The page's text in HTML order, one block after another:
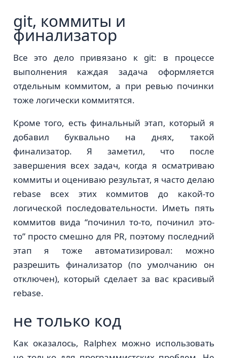
git, коммиты и
финализатор
Все это дело привязано к git: в процессе
выполнения каждая задача оформляется
отдельным коммитом, а при ревью починки
тоже логически коммитятся.
Кроме того, есть финальный этап, который я
добавил буквально на днях, такой
финализатор. Я заметил, что после
завершения всех задач, когда я осматриваю
коммиты и оцениваю результат, я часто делаю
rebase всех этих коммитов до какой-то
логической последовательности. Иметь пять
коммитов вида “починил то-то, починил это-
то” просто смешно для PR, поэтому последний
этап я тоже автоматизировал: можно
разрешить финализатор (по умолчанию он
отключен), который сделает за вас красивый
rebase.
не только код
Как оказалось, Ralphex можно использовать